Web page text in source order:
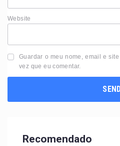
Website
Guardar o meu nome, email e
vez que eu comentar.
Recomendado